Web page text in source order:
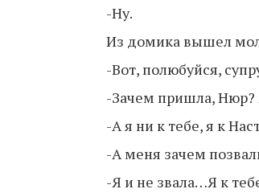
-Ну.
Из домика вышел
-Вот, полюбуйся,
-Зачем пришла, Нюр?
-А я ни к тебе, я к
-А меня зачем
-Я и не звала…Я к